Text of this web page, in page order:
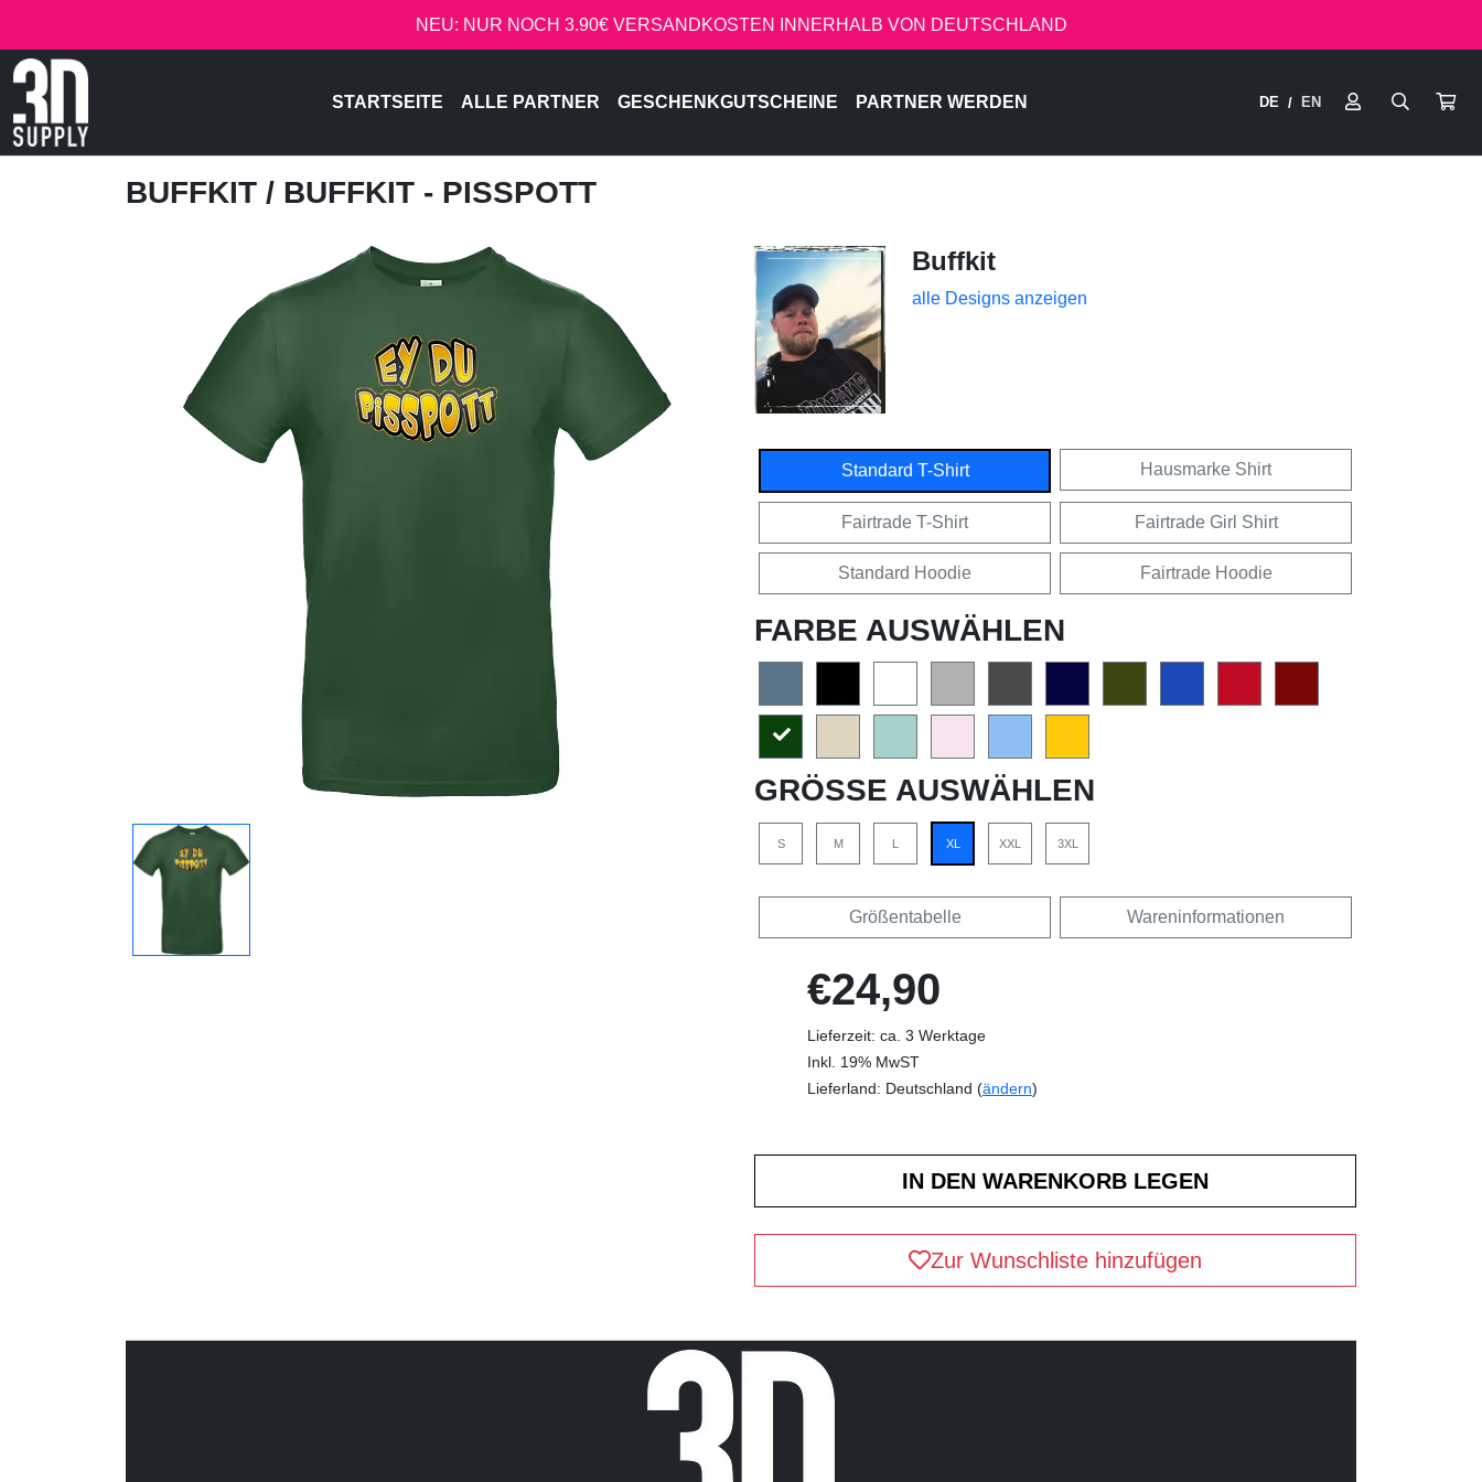
NEU: NUR NOCH 3.90€ VERSANDKOSTEN INNERHALB VON DEUTSCHLAND
STARTSEITE ALLE PARTNER GESCHENKGUTSCHEINE PARTNER WERDEN DE / EN
BUFFKIT / BUFFKIT - PISSPOTT
Buffkit
alle Designs anzeigen
Standard T-Shirt Hausmarke Shirt
Fairtrade T-Shirt Fairtrade Girl Shirt
Standard Hoodie Fairtrade Hoodie
FARBE AUSWÄHLEN
GRÖSSE AUSWÄHLEN
S M L XL XXL 3XL
Größentabelle Wareninformationen
€24,90
Lieferzeit: ca. 3 Werktage
Inkl. 19% MwST
Lieferland: Deutschland (ändern)
Zur Wunschliste hinzufügen